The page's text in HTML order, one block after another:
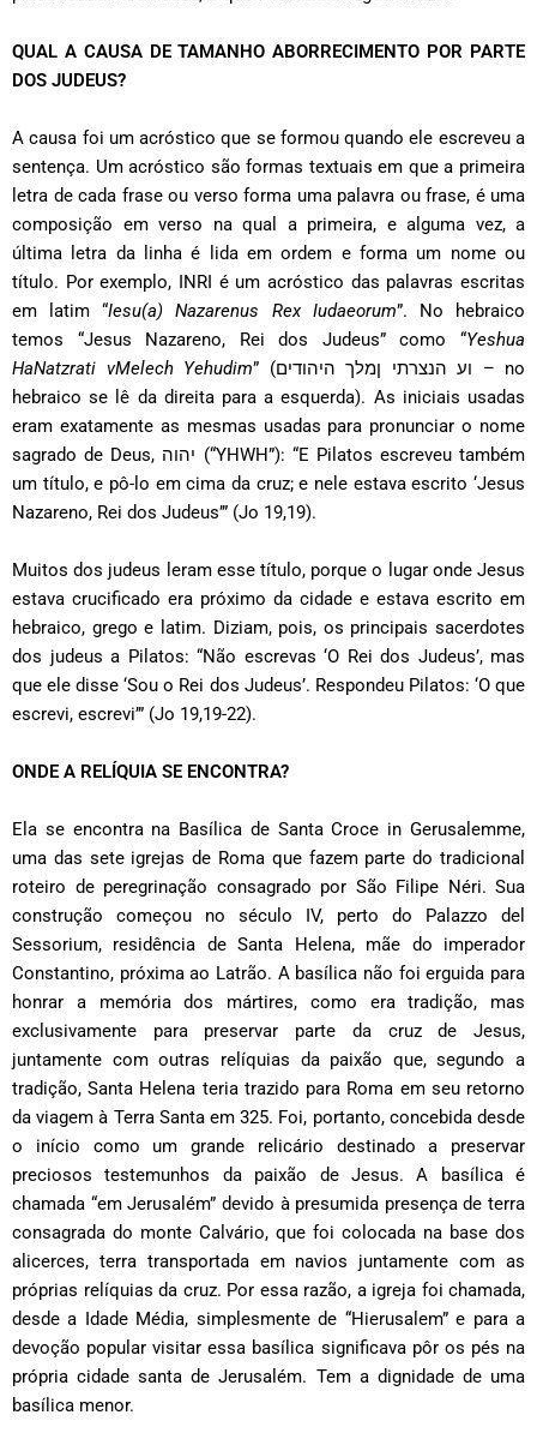
QUAL A CAUSA DE TAMANHO ABORRECIMENTO POR PARTE
DOS JUDEUS?
A causa foi um acróstico que se formou quando ele escreveu a
sentença. Um acróstico são formas textuais em que a primeira
letra de cada frase ou verso forma uma palavra ou frase, é uma
composição em verso na qual a primeira, e alguma vez, a
última letra da linha é lida em ordem e forma um nome ou
título. Por exemplo, INRI é um acróstico das palavras escritas
em latim “Iesu(a) Nazarenus Rex Iudaeorum”. No hebraico
temos “Jesus Nazareno, Rei dos Judeus” como “Yeshua
HaNatzrati vMelech Yehudim” (וע הנצרתי ןמלך היהודים – no
hebraico se lê da direita para a esquerda). As iniciais usadas
eram exatamente as mesmas usadas para pronunciar o nome
sagrado de Deus, יהוה (“YHWH”): “E Pilatos escreveu também
um título, e pô-lo em cima da cruz; e nele estava escrito ‘Jesus
Nazareno, Rei dos Judeus’” (Jo 19,19).
Muitos dos judeus leram esse título, porque o lugar onde Jesus
estava crucificado era próximo da cidade e estava escrito em
hebraico, grego e latim. Diziam, pois, os principais sacerdotes
dos judeus a Pilatos: “Não escrevas ‘O Rei dos Judeus’, mas
que ele disse ‘Sou o Rei dos Judeus’. Respondeu Pilatos: ‘O que
escrevi, escrevi’” (Jo 19,19-22).
ONDE A RELÍQUIA SE ENCONTRA?
Ela se encontra na Basílica de Santa Croce in Gerusalemme,
uma das sete igrejas de Roma que fazem parte do tradicional
roteiro de peregrinação consagrado por São Filipe Néri. Sua
construção começou no século IV, perto do Palazzo del
Sessorium, residência de Santa Helena, mãe do imperador
Constantino, próxima ao Latrão. A basílica não foi erguida para
honrar a memória dos mártires, como era tradição, mas
exclusivamente para preservar parte da cruz de Jesus,
juntamente com outras relíquias da paixão que, segundo a
tradição, Santa Helena teria trazido para Roma em seu retorno
da viagem à Terra Santa em 325. Foi, portanto, concebida desde
o início como um grande relicário destinado a preservar
preciosos testemunhos da paixão de Jesus. A basílica é
chamada “em Jerusalém” devido à presumida presença de terra
consagrada do monte Calvário, que foi colocada na base dos
alicerces, terra transportada em navios juntamente com as
próprias relíquias da cruz. Por essa razão, a igreja foi chamada,
desde a Idade Média, simplesmente de “Hierusalem” e para a
devoção popular visitar essa basílica significava pôr os pés na
própria cidade santa de Jerusalém. Tem a dignidade de uma
basílica menor.